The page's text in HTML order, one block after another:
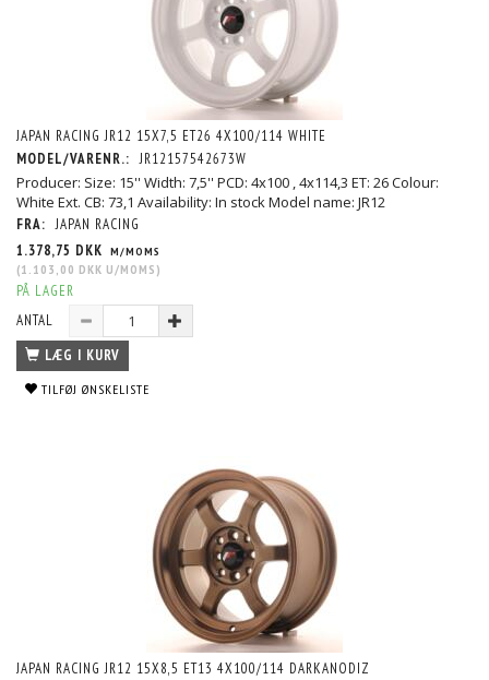
JAPAN RACING JR12 15X7,5 ET26 4X100/114 WHITE
MODEL/VARENR.: JR12157542673W
Producer: Size: 15'' Width: 7,5'' PCD: 4x100 , 4x114,3 ET: 26 Colour:
White Ext. CB: 73,1 Availability: In stock Model name: JR12
FRA: JAPAN RACING
1.378,75 DKK M/MOMS
(1.103,00 DKK U/MOMS )
PÅ LAGER
ANTAL
LÆG I KURV
TILFØJ ØNSKELISTE
JAPAN RACING JR12 15X8,5 ET13 4X100/114 DARKANODIZ